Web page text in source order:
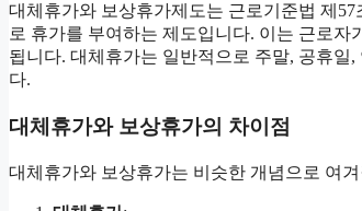
대체휴가와 보상휴가제도는 근로기준법 제
로 휴가를 부여하는 제도입니다. 이는 근로
됩니다. 대체휴가는 일반적으로 주말, 공휴일
다.
대체휴가와 보상휴가의 차이점
대체휴가와 보상휴가는 비슷한 개념으로 여